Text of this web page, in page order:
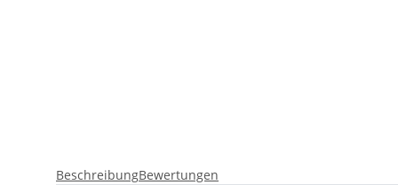
BeschreibungBewertungen